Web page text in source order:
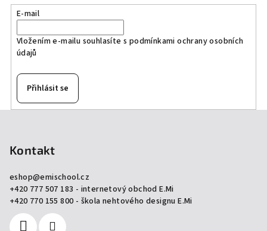
E-mail
Vložením e-mailu souhlasíte s podmínkami ochrany osobních
údajů
Přihlásit se
Kontakt
eshop@emischool.cz
+420 777 507 183 - internetový obchod E.Mi
+420 770 155 800 - škola nehtového designu E.Mi